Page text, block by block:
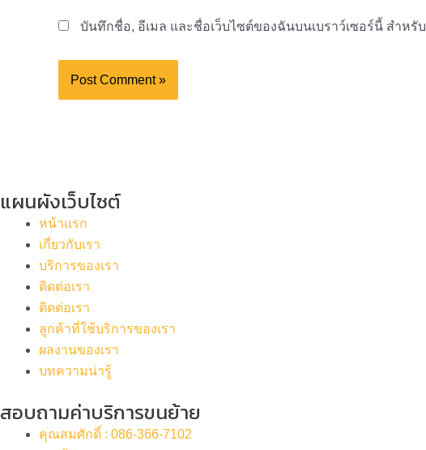
บันทึกชื่อ, อีเมล และชื่อเว็บไซต์ของฉันบนเบราว์เซอร์นี้ สำหรั
แผนผังเว็บไซต์
หน้าแรก
เกี่ยวกับเรา
บริการของเรา
ติดต่อเรา
ติดต่อเรา
ลูกค้าที่ใช้บริการของเรา
ผลงานของเรา
บทความน่ารู้
สอบถามค่าบริการขนย้าย
คุณสมศักดิ์ : 086-366-7102